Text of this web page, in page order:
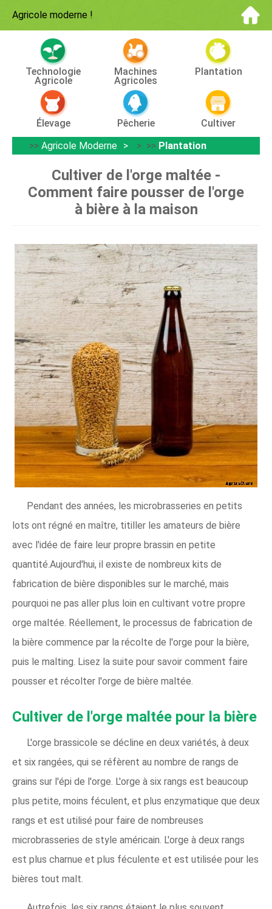
Agricole moderne !
Technologie
Agricole
Machines
Agricoles
Plantation
Élevage Pêcherie
Cultiver
>> Agricole Moderne > >> Plantation
Cultiver de l'orge maltée -
Comment faire pousser de l'orge
à bière à la maison
Pendant des années, les microbrasseries en petits
lots ont régné en maître, titiller les amateurs de bière
avec l'idée de faire leur propre brassin en petite
quantité.Aujourd'hui, il existe de nombreux kits de
fabrication de bière disponibles sur le marché, mais
pourquoi ne pas aller plus loin en cultivant votre propre
orge maltée. Réellement, le processus de fabrication de
la bière commence par la récolte de l'orge pour la bière,
puis le malting. Lisez la suite pour savoir comment faire
pousser et récolter l'orge de bière maltée.
Cultiver de l'orge maltée pour la bière
L'orge brassicole se décline en deux variétés, à deux
et six rangées, qui se réfèrent au nombre de rangs de
grains sur l'épi de l'orge. L'orge à six rangs est beaucoup
plus petite, moins féculent, et plus enzymatique que deux
rangs et est utilisé pour faire de nombreuses
microbrasseries de style américain. L'orge à deux rangs
est plus charnue et plus féculente et est utilisée pour les
bières tout malt.